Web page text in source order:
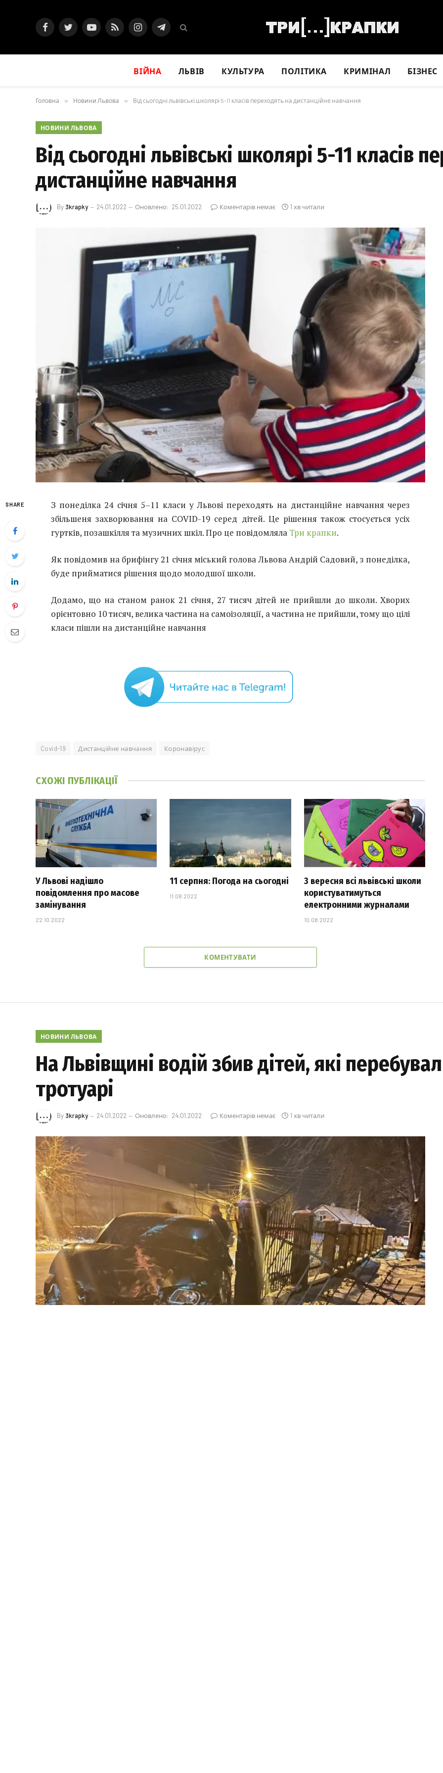
FacebookTwitterYouTubeRSS InstagramTelegram
ВІЙНА ЛЬВІВ КУЛЬТУРА ПОЛІТИКА КРИМІНАЛ БІЗНЕС
Головна » Новини Львова » Від сьогодні львівські школярі 5-11 класів переходять на дистанційне навчання
НОВИНИ ЛЬВОВА
Від сьогодні львівські школярі 5-11 класів
дистанційне навчання
By 3krapky 24.01.2022 Оновлено: 25.01.2022 Коментарів немає 1 хв читали
SHARE
З понеділка 24 січня 5–11 класи у Львові переходять на дистанційне навчання через
збільшеня захворювання на COVID-19 серед дітей. Це рішення також стосується усіх
гуртків, позашкілля та музичних шкіл. Про це повідомляла Три крапки.
Як повідомив на брифінгу 21 січня міський голова Львова Андрій Садовий, з понеділка,
буде прийматися рішення щодо молодшої школи.
Додамо, що на станом ранок 21 січня, 27 тисяч дітей не прийшли до школи. Хворих
орієнтовно 10 тисяч, велика частина на самоізоляції, а частина не прийшли, тому що цілі
класи пішли на дистанційне навчання
Covid-19 Дистанційне навчання Коронавірус
СХОЖІ ПУБЛІКАЦІЇ
У Львові надішло
повідомлення про масове
замінування
22.10.2022
11 серпня: Погода на сьогодні
11.08.2022
З вересня всі львівські школи
користуватимуться
електронними журналами
10.08.2022
КОМЕНТУВАТИ
НОВИНИ ЛЬВОВА
На Львівщині водій збив дітей, які
тротуарі
By 3krapky 24.01.2022 Оновлено: 24.01.2022 Коментарів немає 1 хв читали